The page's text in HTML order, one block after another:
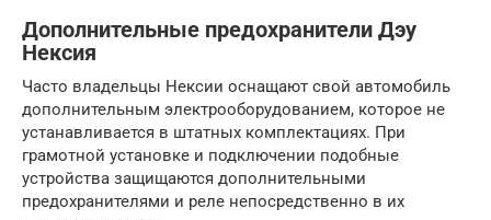
Дополнительные предохранители Дэу
Нексия
Часто владельцы Нексии оснащают свой автомобиль
дополнительным электрооборудованием, которое не
устанавливается в штатных комплектациях. При
грамотной установке и подключении подобные
устройства защищаются дополнительными
предохранителями и реле непосредственно в их